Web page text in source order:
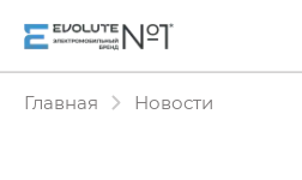
Главная Новости